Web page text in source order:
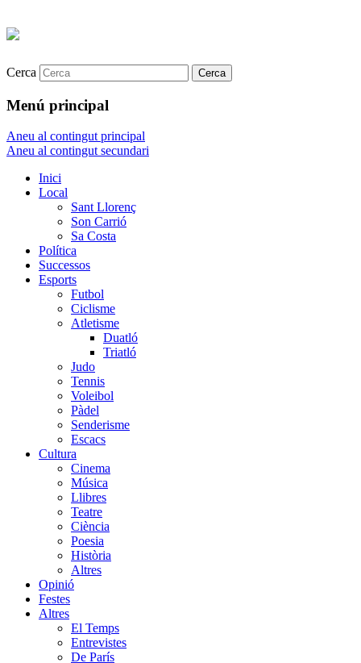
Cerca
Menú principal
Aneu al contingut principal
Aneu al contingut secundari
Inici
Local
Sant Llorenç
Son Carrió
Sa Costa
Política
Successos
Esports
Futbol
Ciclisme
Atletisme
Duatló
Triatló
Judo
Tennis
Voleibol
Pàdel
Senderisme
Escacs
Cultura
Cinema
Música
Llibres
Teatre
Ciència
Poesia
Història
Altres
Opinió
Festes
Altres
El Temps
Entrevistes
De París